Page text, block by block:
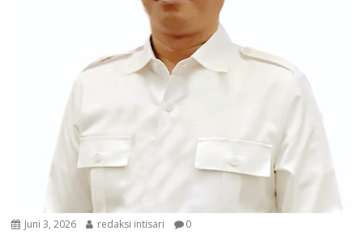
Juni 3, 2026 redaksi intisari 0